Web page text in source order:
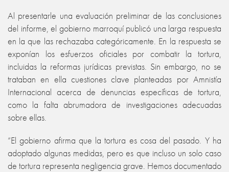
Al presentarle una evaluación preliminar de las conclusiones
del informe, el gobierno marroquí publicó una larga respuesta
en la que las rechazaba categóricamente. En la respuesta se
exponían los esfuerzos oficiales por combatir la tortura,
incluidas la reformas jurídicas previstas. Sin embargo, no se
trataban en ella cuestiones clave planteadas por Amnistía
Internacional acerca de denuncias específicas de tortura,
como la falta abrumadora de investigaciones adecuadas
sobre ellas.
“El gobierno afirma que la tortura es cosa del pasado. Y ha
adoptado algunas medidas, pero es que incluso un solo caso
de tortura representa negligencia grave. Hemos documentado